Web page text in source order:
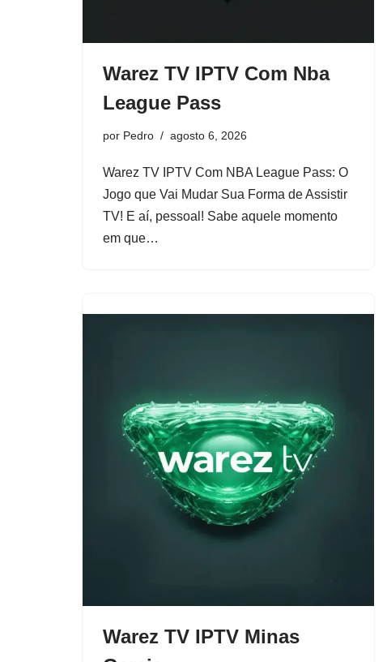
Warez TV IPTV Com Nba
League Pass
por Pedro agosto 6, 2026
Warez TV IPTV Com NBA League Pass: O
Jogo que Vai Mudar Sua Forma de Assistir
TV! E aí, pessoal! Sabe aquele momento
em que…
Warez TV IPTV Minas